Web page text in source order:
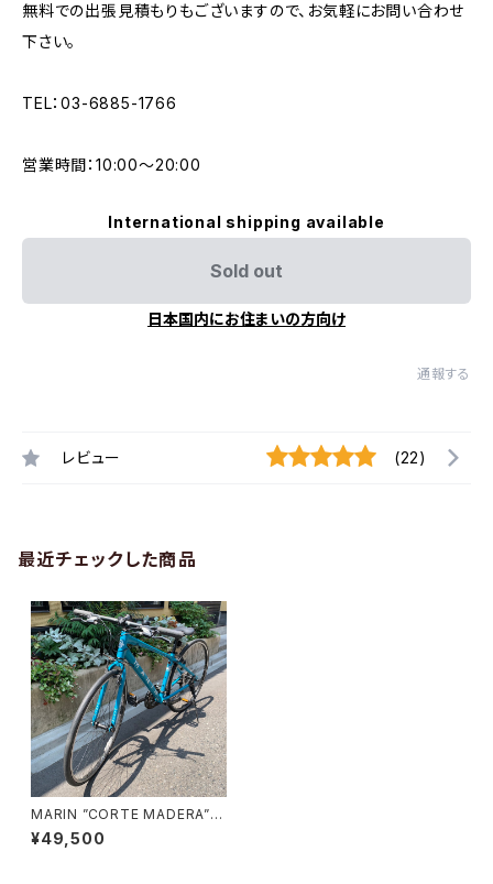
無料での出張見積もりもございますので、お気軽にお問い合わせ
下さい。
TEL：03-6885-1766
営業時間：10:00〜20:00
International shipping available
Sold out
日本国内にお住まいの方向け
通報する
レビュー (22)
最近チェックした商品
MARIN ”CORTE MADERA”
クロスバイク
¥49,500